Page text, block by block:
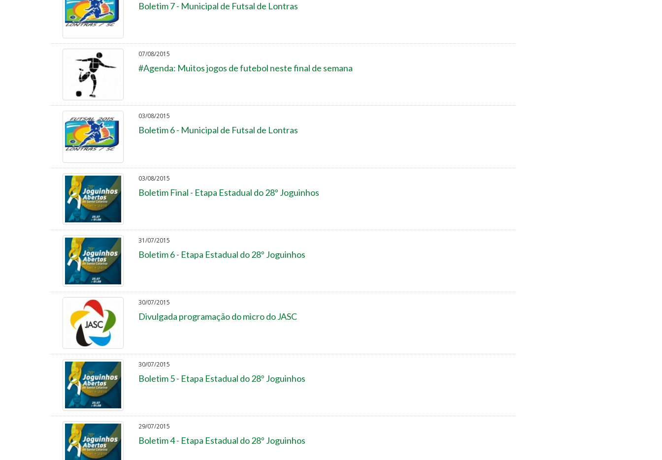
Boletim 7 - Municipal de Futsal de Lontras
07/08/2015
#Agenda: Muitos jogos de futebol neste final de semana
03/08/2015
Boletim 6 - Municipal de Futsal de Lontras
03/08/2015
Boletim Final - Etapa Estadual do 28º Joguinhos
31/07/2015
Boletim 6 - Etapa Estadual do 28º Joguinhos
30/07/2015
Divulgada programação do micro do JASC
30/07/2015
Boletim 5 - Etapa Estadual do 28º Joguinhos
29/07/2015
Boletim 4 - Etapa Estadual do 28º Joguinhos